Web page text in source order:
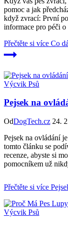
pomoc a jak
když zvrací: První
informace pro péči
Přečtěte si více Co
Výcvik Psů
Pejsek na
OdDogTech.cz 24.
Pejsek na ovládání
tomto článku se
recenze, abyste si
pomocníkem už
Přečtěte si více
Výcvik Psů